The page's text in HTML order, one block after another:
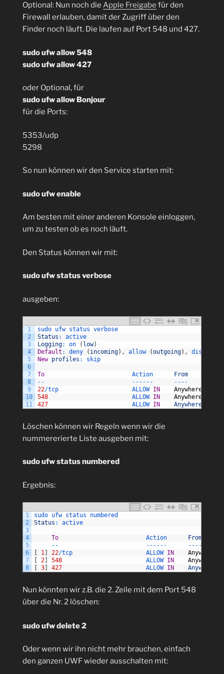
Optional: Nun noch die Apple Freigabe für den
Firewall erlauben, damit der Zugriff über den
Finder noch läuft. Die laufen auf Port 548 und 427.
sudo ufw allow 548
sudo ufw allow 427
oder Optional, für
sudo ufw allow Bonjour
für die Ports:
5353/udp
5298
So nun können wir den Service starten mit:
sudo ufw enable
Am besten mit einer anderen Konsole einloggen,
um zu testen ob es noch läuft.
Den Status können wir mit:
sudo ufw status verbose
ausgeben:
1
2
3
4
5
6
7
8
9
10
11
sudo ufw status verbose
Status :
active
Logging: on ( low)
Default : deny ( incoming) , allow (outgoing) , disabled
New profiles : skip
To Action
From
--
-- -- -- -- --
22/tcp ALLOW IN
Anywhere
548
ALLOW IN
Anywhere
427
ALLOW IN Anywhere
Löschen können wir Regeln wenn wir die
nummererierte Liste ausgeben mit:
sudo ufw status numbered
Ergebnis:
1
2
3
4
5
6
7
8
sudo ufw status numbered
Status : active
To Action
From
--
-- -- -- -- --
1 22/tcp ALLOW IN
Anywhere
2 548 ALLOW IN
Anywhere
3 427 ALLOW IN Anywhere
Nun könnten wir z.B. die 2. Zeile mit dem Port 548
über die Nr. 2 löschen:
sudo ufw delete 2
Oder wenn wir ihn nicht mehr brauchen, einfach
den ganzen UWF wieder ausschalten mit: